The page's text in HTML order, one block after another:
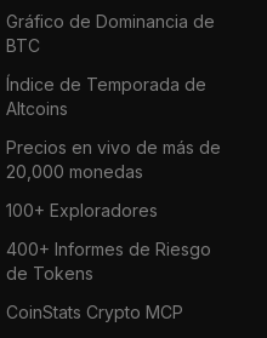
Gráfico de Dominancia de
BTC
Índice de Temporada de
Altcoins
Precios en vivo de más de
20,000 monedas
100+ Exploradores
400+ Informes de Riesgo
de Tokens
CoinStats Crypto MCP